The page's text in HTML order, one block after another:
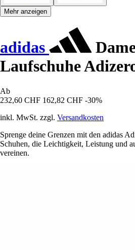
Mehr anzeigen
adidas
Laufschuhe
Ab
232,60 CHF 162,82 CHF -30%
inkl. MwSt. zzgl. Versandkosten
Sprenge deine Grenzen mit den adidas
Schuhen, die Leichtigkeit, Leistung und
vereinen.